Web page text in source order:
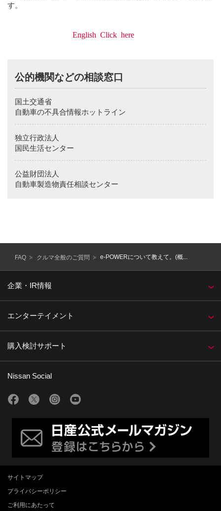
す。
English Click here
improving our customer handling and quality.
Also, we would like you to understand that there will be
necessary information and ask the respective sales company
etc. to contact you for an issue which we determine is
of personal information is written in Nissan Motor Company
Homepage（www.nissan.co.jp
customer service, retailer or product inquiries received via e-
mail.
公的機関などの相談窓口
国土交通省
自動車の不具合情報ホットライン
独立行政法人
国民生活センター
公益財団法人
自動車製造物責任相談センター
FAQ クルマ全般のご質問 e-POWERについて教えて。(概...
企業・IR情報
エンターテイメント
購入検討サポート
Nissan Social
サイトマップ
プライバシーポリシー
ご利用にあたって